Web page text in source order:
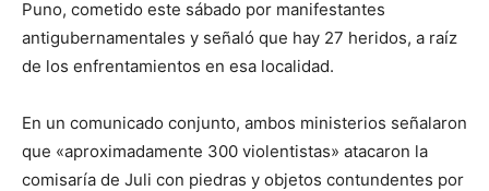
Puno, cometido este sábado por manifestantes
antigubernamentales y señaló que hay 27 heridos, a raíz
de los enfrentamientos en esa localidad.
En un comunicado conjunto, ambos ministerios señalaron
que «aproximadamente 300 violentistas» atacaron la
comisaría de Juli con piedras y objetos contundentes por